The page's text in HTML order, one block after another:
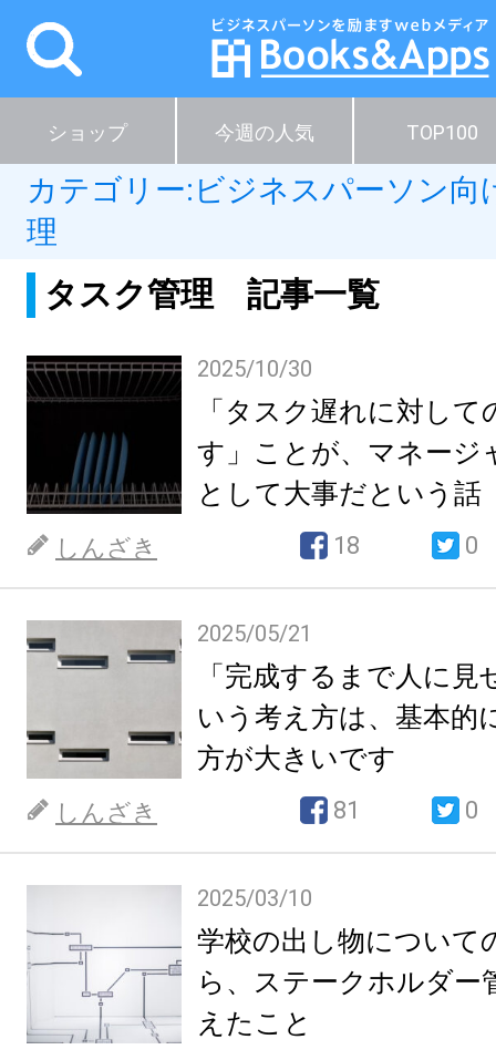
ショップ 今週の人気 TOP100
カテゴリー: ビジネスパーソン向
理
タスク管理 記事一覧
2025/10/30
「タスク遅れに対し
す」ことが、マネージ
として大事だという話
しんざき 18 0
2025/05/21
「完成するまで人に
いう考え方は、基本的
方が大きいです
しんざき 81 0
2025/03/10
学校の出し物について
ら、ステークホルダー
えたこと